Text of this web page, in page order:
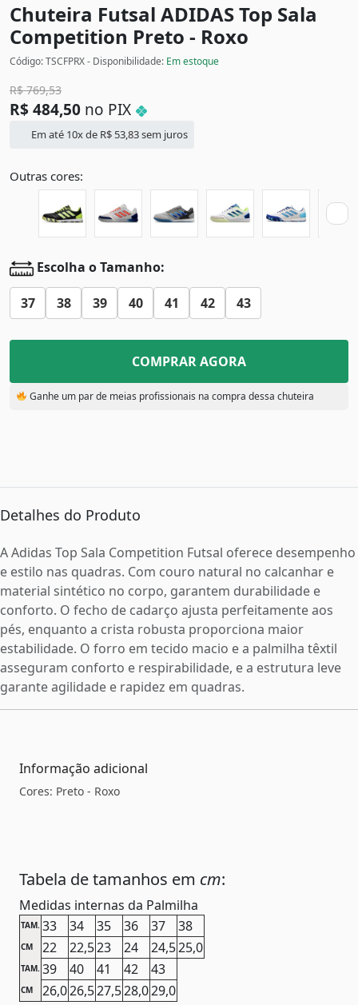
Chuteira Futsal ADIDAS Top Sala
Competition Preto - Roxo
Código: TSCFPRX - Disponibilidade: Em estoque
R$769,53
R$ 484,50 no PIX
Em até 10x de R$ 53,83sem juros
Outras cores:
Escolha o Tamanho:
37 38 39 40 41 42 43
COMPRAR AGORA
Ganhe um par de meias profissionais na compra dessa chuteira
Detalhes do Produto
A Adidas Top Sala Competition Futsal oferece desempenho
e estilo nas quadras. Com couro natural no calcanhar e
material sintético no corpo, garantem durabilidade e
conforto. O fecho de cadarço ajusta perfeitamente aos
pés, enquanto a crista robusta proporciona maior
estabilidade. O forro em tecido macio e a palmilha têxtil
asseguram conforto e respirabilidade, e a estrutura leve
garante agilidade e rapidez em quadras.
Informação adicional
Cores: Preto - Roxo
Tabela de tamanhos em cm:
Medidas internas da Palmilha
TAM. 33 34 35 36 37 38
CM 22 22,523 24 24,525,0
TAM. 39 40 41 42 43
CM 26,026,527,528,029,0